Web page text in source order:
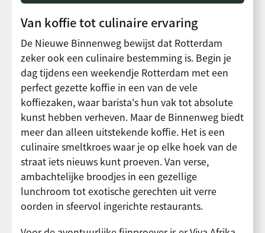
Van koffie tot culinaire ervaring
De Nieuwe Binnenweg bewijst dat Rotterdam
zeker ook een culinaire bestemming is. Begin je
dag tijdens een weekendje Rotterdam met een
perfect gezette koffie in een van de vele
koffiezaken, waar barista's hun vak tot absolute
kunst hebben verheven. Maar de Binnenweg biedt
meer dan alleen uitstekende koffie. Het is een
culinaire smeltkroes waar je op elke hoek van de
straat iets nieuws kunt proeven. Van verse,
ambachtelijke broodjes in een gezellige
lunchroom tot exotische gerechten uit verre
oorden in sfeervol ingerichte restaurants.